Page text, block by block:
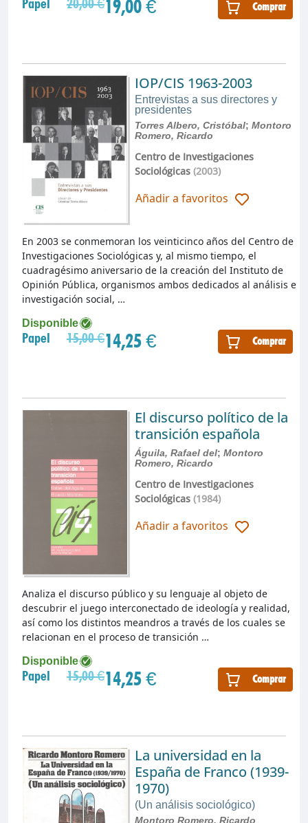
Papel 20,00 €19,00 € Comprar
IOP/CIS 1963-2003
Entrevistas a sus directores y
presidentes
Torres Albero, Cristóbal; Montoro
Romero, Ricardo
Centro de Investigaciones
Sociológicas(2003)
Añadir a favoritos
Disponible
Papel 15,00 €14,25 € Comprar
En 2003 se conmemoran los veinticinco años del Centro de
Investigaciones Sociológicas y, al mismo tiempo, el
cuadragésimo aniversario de la creación del Instituto de
Opinión Pública, organismos ambos dedicados al análisis e
investigación social, …
El discurso político de la
transición española
Águila, Rafael del; Montoro
Romero, Ricardo
Centro de Investigaciones
Sociológicas(1984)
Añadir a favoritos
Disponible
Papel 15,00 €14,25 € Comprar
Analiza el discurso público y su lenguaje al objeto de
descubrir el juego interconectado de ideología y realidad,
así como los distintos meandros a través de los cuales se
relacionan en el proceso de transición …
La universidad en la
España de Franco (1939-
1970)
(Un análisis sociológico)
Montoro Romero, Ricardo